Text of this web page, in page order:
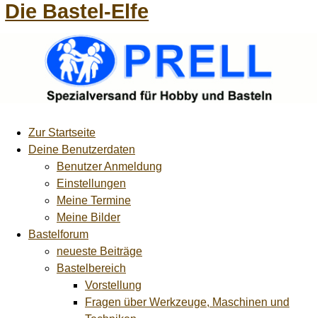
Die Bastel-Elfe
Zur Startseite
Deine Benutzerdaten
Benutzer Anmeldung
Einstellungen
Meine Termine
Meine Bilder
Bastelforum
neueste Beiträge
Bastelbereich
Vorstellung
Fragen über Werkzeuge, Maschinen und